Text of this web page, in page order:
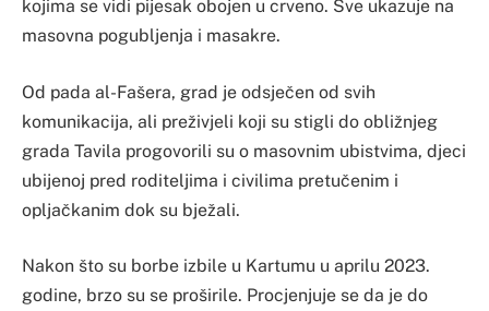
kojima se vidi pijesak obojen u crveno. Sve ukazuje na
masovna pogubljenja i masakre.
Od pada al-Fašera, grad je odsječen od svih
komunikacija, ali preživjeli koji su stigli do obližnjeg
grada Tavila progovorili su o masovnim ubistvima, djeci
ubijenoj pred roditeljima i civilima pretučenim i
opljačkanim dok su bježali.
Nakon što su borbe izbile u Kartumu u aprilu 2023.
godine, brzo su se proširile. Procjenjuje se da je do